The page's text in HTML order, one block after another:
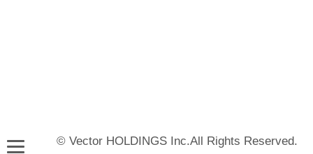
© Vector HOLDINGS Inc.All Rights Reserved.